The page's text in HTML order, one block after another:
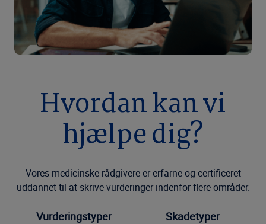
Hvordan kan vi
hjælpe dig?
Vores medicinske rådgivere er erfarne og certificeret
uddannet til at skrive vurderinger indenfor flere områder.
Vurderingstyper Skadetyper